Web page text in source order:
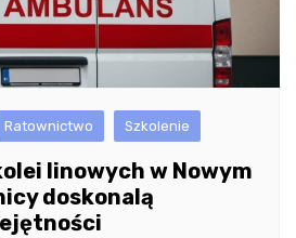
Ratownictwo Szkolenie
linowych w Nowym
doskonalą